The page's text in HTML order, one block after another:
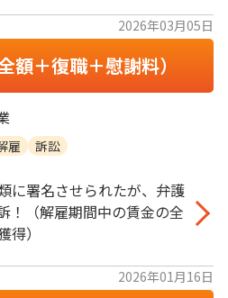
2026年03月05日
額＋復職＋慰謝料）
雇 訴訟
に署名させられたが、弁護
！（解雇期間中の賃金の全
）
2026年01月16日